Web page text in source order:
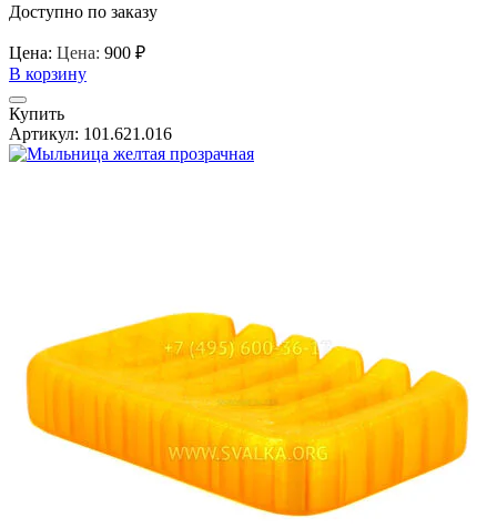
Доступно по заказу
Цена: Цена: 900 ₽
В корзину
Купить
Артикул: 101.621.016